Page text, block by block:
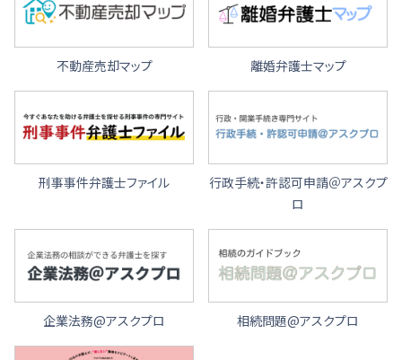
不動産売却マップ 離婚弁護士マップ
刑事事件弁護士ファイル
行政手続・許認可申請＠アスクプ
ロ
企業法務@アスクプロ 相続問題@アスクプロ